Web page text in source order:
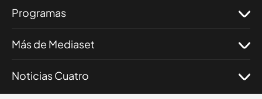
Programas
Más de Mediaset
Noticias Cuatro